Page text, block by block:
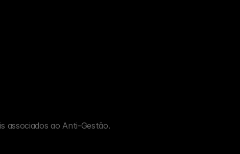
associados ao Anti-Gestão.